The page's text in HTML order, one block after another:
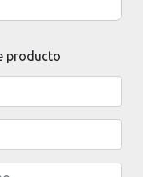
producto